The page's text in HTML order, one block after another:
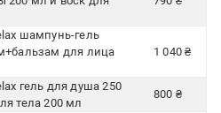
шампунь-гель
для лица
1 040 ₴
гель для душа 250
тела 200 мл
800 ₴